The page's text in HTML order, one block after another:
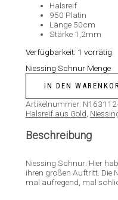
Halsreif
950 Platin
Länge 50cm
Stärke 1,2mm
Verfügbarkeit: 1 vorrätig
Niessing Schnur Menge
IN DEN
Artikelnummer:
Halsreif aus Gold
Beschreibung
Niessing Schnur: Hier
ihren großen Auftritt. Die
mal aufregend, mal